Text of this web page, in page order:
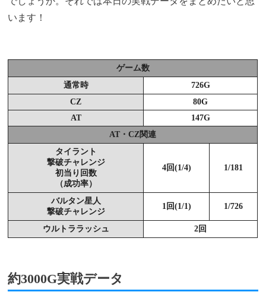
います！
ゲーム数
通常時
726G
CZ
80G
AT
147G
AT・CZ関連
タイラント
撃破チャレンジ
初当り回数
（成功率）
4回(1/4) 1/181
バルタン星人
撃破チャレンジ
1回(1/1) 1/726
ウルトララッシュ 2回
約3000G実戦データ